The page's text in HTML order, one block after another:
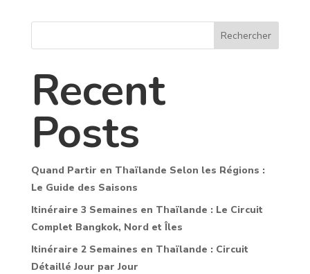
Rechercher
Recent
Posts
Quand Partir en Thaïlande Selon les Régions :
Le Guide des Saisons
Itinéraire 3 Semaines en Thaïlande : Le Circuit
Complet Bangkok, Nord et Îles
Itinéraire 2 Semaines en Thaïlande : Circuit
Détaillé Jour par Jour